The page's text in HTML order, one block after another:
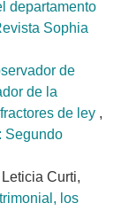
departamento
Sophia
de
de la
de ley ,
Segundo
Curti,
los